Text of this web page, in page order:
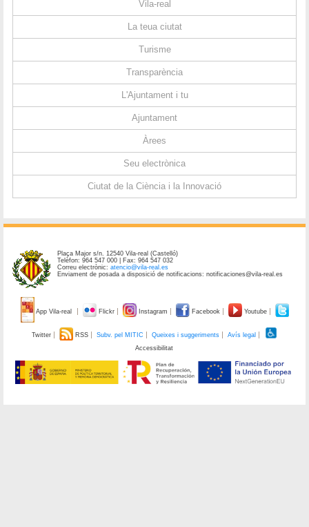
Vila-real
La teua ciutat
Turisme
Transparència
L'Ajuntament i tu
Ajuntament
Àrees
Seu electrònica
Ciutat de la Ciència i la Innovació
Plaça Major s/n. 12540 Vila-real (Castelló)
Telèfon: 964 547 000 | Fax: 964 547 032
Correu electrònic:atencio@vila-real.es
Enviament de posada a disposició de notificacions: notificaciones@vila-real.es
App Vila-real Flickr Instagram Facebook Youtube
Twitter RSS Subv. pel MITIC Queixes i suggeriments
Avís legal
Accessibilitat